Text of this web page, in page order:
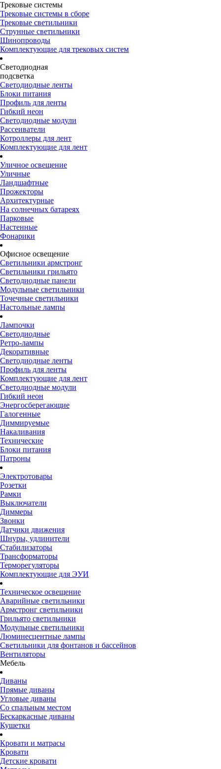
Трековые системы
Трековые системы в сборе
Трековые светильники
Струнные светильники
Шинопроводы
Комплектующие для трековых систем
Светодиодная
подсветка
Светодиодные ленты
Блоки питания
Профиль для ленты
Гибкий неон
Светодиодные модули
Рассеиватели
Котроллеры для лент
Комплектующие для лент
Уличное освещение
Уличные
Ландшафтные
Прожекторы
Архитектурные
На солнечных батареях
Парковые
Настенные
Фонарики
Офисное освещение
Светильники армстронг
Светильники грильято
Светодиодные панели
Модульные светильники
Точечные светильники
Настольные лампы
Лампочки
Светодиодные
Ретро-лампы
Декоративные
Светодиодные ленты
Профиль для ленты
Комплектующие для лент
Светодиодные модули
Гибкий неон
Энергосберегающие
Галогенные
Диммируемые
Накаливания
Технические
Блоки питания
Патроны
Электротовары
Розетки
Рамки
Выключатели
Диммеры
Звонки
Датчики движения
Шнуры, удлинители
Стабилизаторы
Трансформаторы
Терморегуляторы
Комплектующие для ЭУИ
Техническое освещение
Аварийные светильники
Армстронг светильники
Грильято светильники
Модульные светильники
Люминесцентные лампы
Светильники для фонтанов и бассейнов
Вентиляторы
Мебель
Диваны
Прямые диваны
Угловые диваны
Со спальным местом
Бескаркасные диваны
Кушетки
Кровати и матрасы
Кровати
Детские кровати